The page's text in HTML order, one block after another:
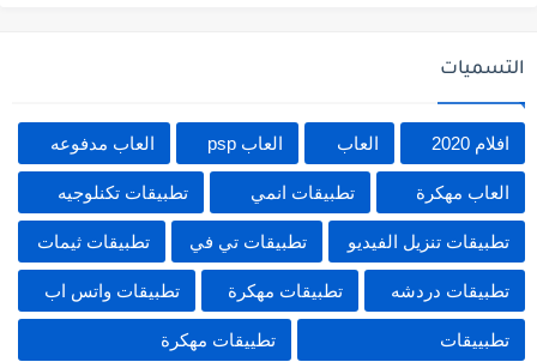
التسميات
افلام 2020 العاب العاب psp العاب مدفوعه
العاب مهكرة تطبيقات انمي تطبيقات تكنلوجيه
تطبيقات تنزيل الفيديو تطبيقات تي في تطبيقات ثيمات
تطبيقات دردشه تطبيقات مهكرة تطبيقات واتس اب
تطبييقات تطييقات مهكرة